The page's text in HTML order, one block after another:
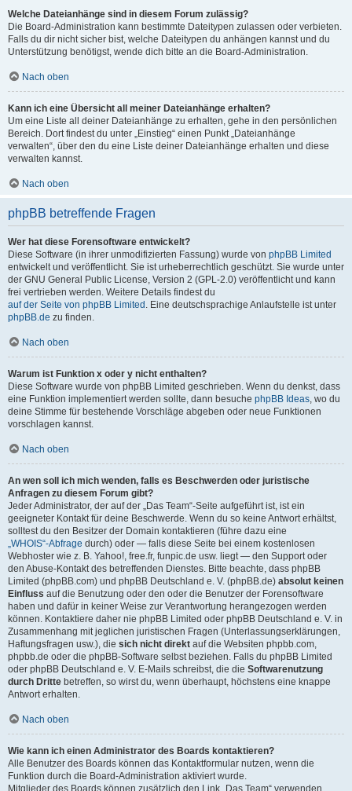
Welche Dateianhänge sind in diesem Forum zulässig?
Die Board-Administration kann bestimmte Dateitypen zulassen oder verbieten.
Falls du dir nicht sicher bist, welche Dateitypen du anhängen kannst und du
Unterstützung benötigst, wende dich bitte an die Board-Administration.
Nach oben
Kann ich eine Übersicht all meiner Dateianhänge erhalten?
Um eine Liste all deiner Dateianhänge zu erhalten, gehe in den persönlichen
Bereich. Dort findest du unter „Einstieg“ einen Punkt „Dateianhänge
verwalten“, über den du eine Liste deiner Dateianhänge erhalten und diese
verwalten kannst.
Nach oben
phpBB betreffende Fragen
Wer hat diese Forensoftware entwickelt?
Diese Software (in ihrer unmodifizierten Fassung) wurde von phpBB Limited
entwickelt und veröffentlicht. Sie ist urheberrechtlich geschützt. Sie wurde unter
der GNU General Public License, Version 2 (GPL-2.0) veröffentlicht und kann
frei vertrieben werden. Weitere Details findest du
auf der Seite von phpBB Limited . Eine deutschsprachige Anlaufstelle ist unter
phpBB.de zu finden.
Nach oben
Warum ist Funktion x oder y nicht enthalten?
Diese Software wurde von phpBB Limited geschrieben. Wenn du denkst, dass
eine Funktion implementiert werden sollte, dann besuche phpBB Ideas, wo du
deine Stimme für bestehende Vorschläge abgeben oder neue Funktionen
vorschlagen kannst.
Nach oben
An wen soll ich mich wenden, falls es Beschwerden oder juristische
Anfragen zu diesem Forum gibt?
Jeder Administrator, der auf der „Das Team“-Seite aufgeführt ist, ist ein
geeigneter Kontakt für deine Beschwerde. Wenn du so keine Antwort erhältst,
solltest du den Besitzer der Domain kontaktieren (führe dazu eine
„WHOIS“-Abfrage durch) oder — falls diese Seite bei einem kostenlosen
Webhoster wie z. B. Yahoo!, free.fr, funpic.de usw. liegt — den Support oder
den Abuse-Kontakt des betreffenden Dienstes. Bitte beachte, dass phpBB
Limited (phpBB.com) und phpBB Deutschland e. V. (phpBB.de) absolut keinen
Einfluss auf die Benutzung oder den oder die Benutzer der Forensoftware
haben und dafür in keiner Weise zur Verantwortung herangezogen werden
können. Kontaktiere daher nie phpBB Limited oder phpBB Deutschland e. V. in
Zusammenhang mit jeglichen juristischen Fragen (Unterlassungserklärungen,
Haftungsfragen usw.), die sich nicht direkt auf die Websiten phpbb.com,
phpbb.de oder die phpBB-Software selbst beziehen. Falls du phpBB Limited
oder phpBB Deutschland e. V. E-Mails schreibst, die die Softwarenutzung
durch Dritte betreffen, so wirst du, wenn überhaupt, höchstens eine knappe
Antwort erhalten.
Nach oben
Wie kann ich einen Administrator des Boards kontaktieren?
Alle Benutzer des Boards können das Kontaktformular nutzen, wenn die
Funktion durch die Board-Administration aktiviert wurde.
Mitglieder des Boards können zusätzlich den Link „Das Team“ verwenden.